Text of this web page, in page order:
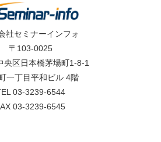
社セミナーインフォ
〒103-0025
央区日本橋茅場町1-8-1
一丁目平和ビル 4階
03-3239-6544
03-3239-6545